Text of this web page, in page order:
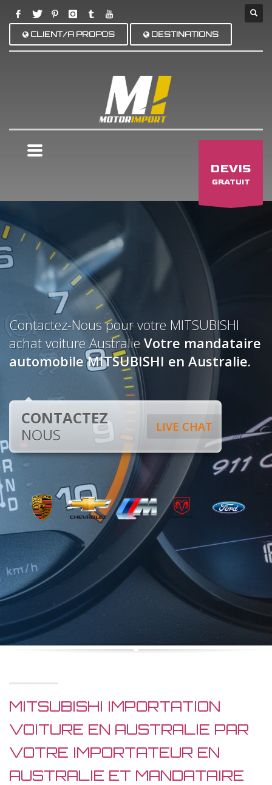
CLIENT/A PROPOS DESTINATIONS
DEVIS
GRATUIT
Contactez-Nous pour votre MITSUBISHI
achat voiture Australie Votre mandataire
automobile MITSUBISHI en Australie.
LIVE CHAT
CONTACTEZ
NOUS
MITSUBISHI IMPORTATION
VOITURE EN AUSTRALIE PAR
VOTRE IMPORTATEUR EN
AUSTRALIE ET MANDATAIRE